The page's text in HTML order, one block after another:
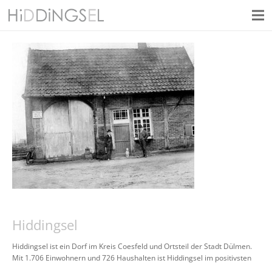
Hiddingsel
Hiddingsel ist ein Dorf im Kreis Coesfeld und Ortsteil der Stadt Dülmen.
Mit 1.706 Einwohnern und 726 Haushalten ist Hiddingsel im positivsten